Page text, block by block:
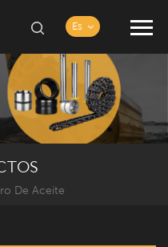
Es
De Aceite